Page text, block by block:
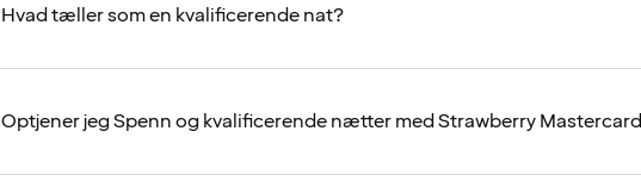
Hvad tæller som en kvalificerende nat?
Optjener jeg Spenn og kvalificerende nætter med Strawberry